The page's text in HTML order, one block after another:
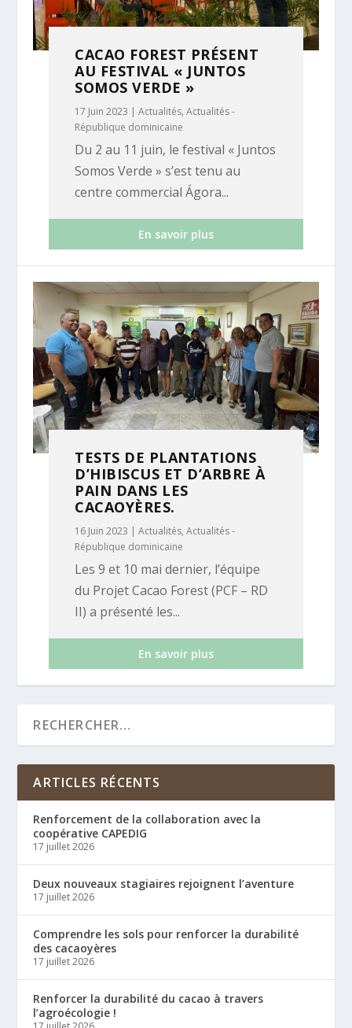
CACAO FOREST PRÉSENT
AU FESTIVAL « JUNTOS
SOMOS VERDE »
17 Juin 2023 |Actualités,Actualités -
République dominicaine
Du 2 au 11 juin, le festival « Juntos
Somos Verde » s’est tenu au
centre commercial Ágora...
En savoir plus
TESTS DE PLANTATIONS
D’HIBISCUS ET D’ARBRE À
PAIN DANS LES
CACAOYÈRES.
16 Juin 2023 |Actualités,Actualités -
République dominicaine
Les 9 et 10 mai dernier, l’équipe
du Projet Cacao Forest (PCF – RD
II) a présenté les...
En savoir plus
ARTICLES RÉCENTS
Renforcement de la collaboration avec la
coopérative CAPEDIG
17 juillet 2026
Deux nouveaux stagiaires rejoignent l’aventure
17 juillet 2026
Comprendre les sols pour renforcer la durabilité
des cacaoyères
17 juillet 2026
Renforcer la durabilité du cacao à travers
l’agroécologie !